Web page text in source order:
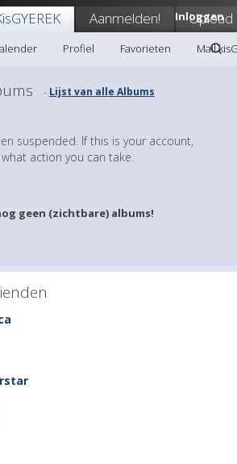
Inloggen
Aanmelden! Upload
Profiel Favorieten Mail
- Lijst van alle Albums
suspended. If this is your account,
action you can take.
geen (zichtbare) albums!